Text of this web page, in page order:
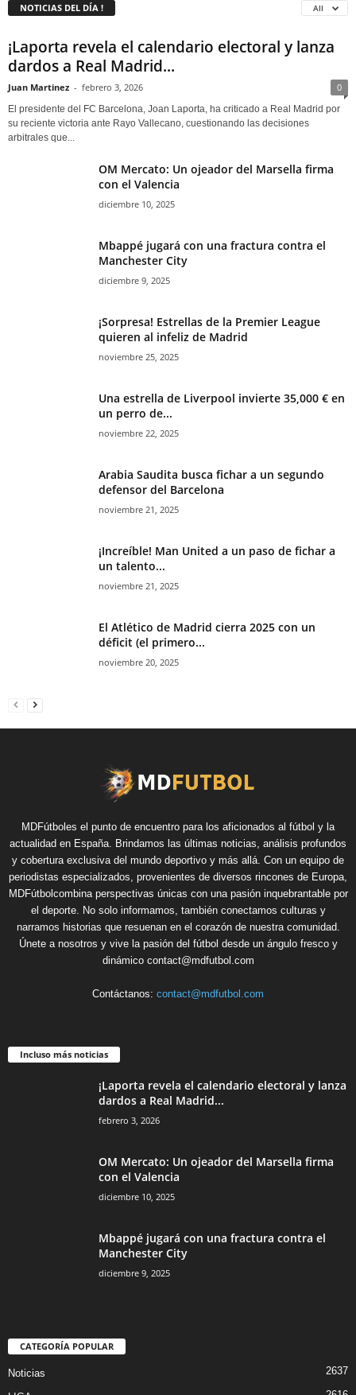
NOTICIAS DEL DÍA ! All
¡Laporta revela el calendario electoral y lanza
dardos a Real Madrid...
Juan Martinez - febrero 3, 2026 0
El presidente del FC Barcelona, Joan Laporta, ha criticado a Real Madrid por
su reciente victoria ante Rayo Vallecano, cuestionando las decisiones
arbitrales que...
OM Mercato: Un ojeador del Marsella firma
con el Valencia
diciembre 10, 2025
Mbappé jugará con una fractura contra el
Manchester City
diciembre 9, 2025
¡Sorpresa! Estrellas de la Premier League
quieren al infeliz de Madrid
noviembre 25, 2025
Una estrella de Liverpool invierte 35,000 € en
un perro de...
noviembre 22, 2025
Arabia Saudita busca fichar a un segundo
defensor del Barcelona
noviembre 21, 2025
¡Increíble! Man United a un paso de fichar a
un talento...
noviembre 21, 2025
El Atlético de Madrid cierra 2025 con un
déficit (el primero...
noviembre 20, 2025
MDFútboles el punto de encuentro para los aficionados al fútbol y la
actualidad en España. Brindamos las últimas noticias, análisis profundos
y cobertura exclusiva del mundo deportivo y más allá. Con un equipo de
periodistas especializados, provenientes de diversos rincones de Europa,
MDFútbolcombina perspectivas únicas con una pasión inquebrantable por
el deporte. No solo informamos, también conectamos culturas y
narramos historias que resuenan en el corazón de nuestra comunidad.
Únete a nosotros y vive la pasión del fútbol desde un ángulo fresco y
dinámico contact@mdfutbol.com
Contáctanos: contact@mdfutbol.com
Incluso más noticias
¡Laporta revela el calendario electoral y lanza
dardos a Real Madrid...
febrero 3, 2026
OM Mercato: Un ojeador del Marsella firma
con el Valencia
diciembre 10, 2025
Mbappé jugará con una fractura contra el
Manchester City
diciembre 9, 2025
CATEGORÍA POPULAR
Noticias 2637